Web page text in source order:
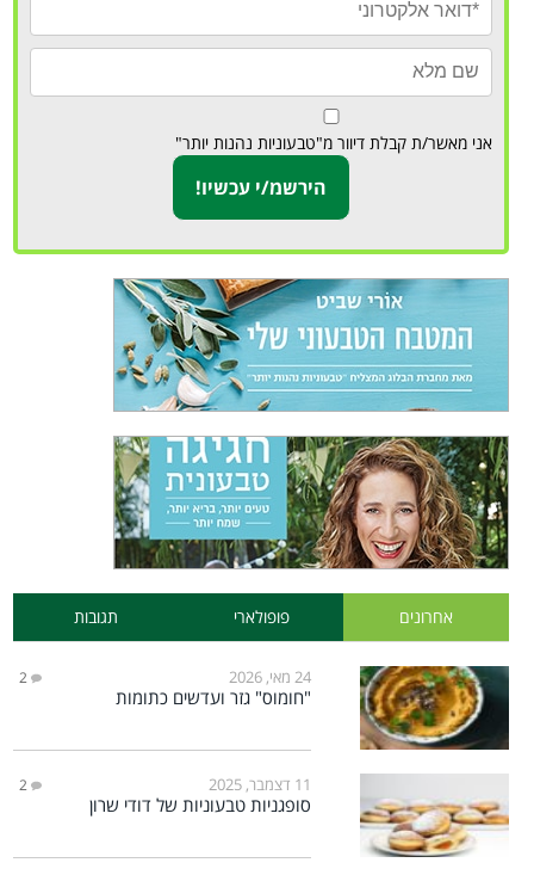
אני מאשר/ת קבלת דיוור מ"טבעוניות נהנות יותר"
אחרונים פופולארי תגובות
24 מאי, 2026 2
"חומוס" גזר ועדשים כתומות
11 דצמבר, 2025 2
סופגניות טבעוניות של דודי שרון